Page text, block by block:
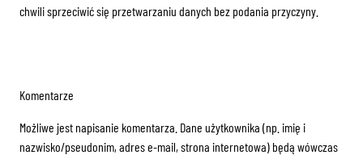
chwili sprzeciwić się przetwarzaniu danych bez podania przyczyny.
Komentarze
Możliwe jest napisanie komentarza. Dane użytkownika (np. imię i
nazwisko/pseudonim, adres e-mail, strona internetowa) będą wówczas